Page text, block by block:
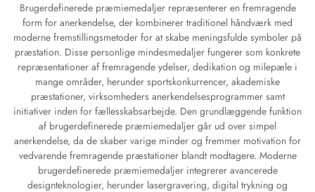
Brugerdefinerede præmiemedaljer repræsenterer en fremragende
form for anerkendelse, der kombinerer traditionel håndværk med
moderne fremstillingsmetoder for at skabe meningsfulde symboler på
præstation. Disse personlige mindesmedaljer fungerer som konkrete
repræsentationer af fremragende ydelser, dedikation og milepæle i
mange områder, herunder sportskonkurrencer, akademiske
præstationer, virksomheders anerkendelsesprogrammer samt
initiativer inden for fællesskabsarbejde. Den grundlæggende funktion
af brugerdefinerede præmiemedaljer går ud over simpel
anerkendelse, da de skaber varige minder og fremmer motivation for
vedvarende fremragende præstationer blandt modtagere. Moderne
brugerdefinerede præmiemedaljer integrerer avancerede
designteknologier, herunder lasergravering, digital trykning og